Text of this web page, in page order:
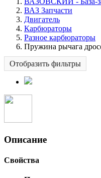
ВАЗ Запчасти
Двигатель
Карбюраторы
Разное карбюраторы
Пружина рычага
Отобразить фильтры
Описание
Свойства